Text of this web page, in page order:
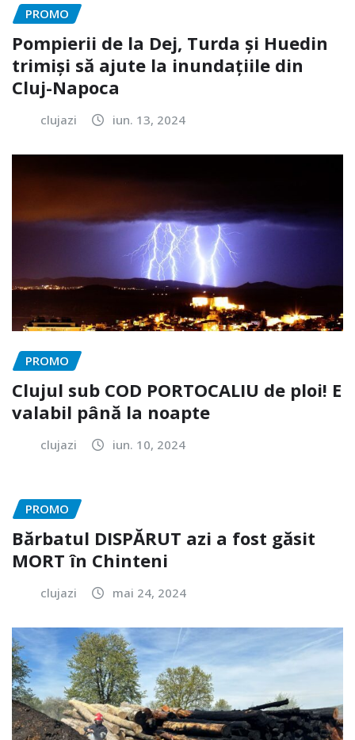
PROMO
Pompierii de la Dej, Turda și Huedin
trimiși să ajute la inundațiile din
Cluj-Napoca
clujazi iun. 13, 2024
PROMO
Clujul sub COD PORTOCALIU de ploi! E
valabil până la noapte
clujazi iun. 10, 2024
PROMO
Bărbatul DISPĂRUT azi a fost găsit
MORT în Chinteni
clujazi mai 24, 2024